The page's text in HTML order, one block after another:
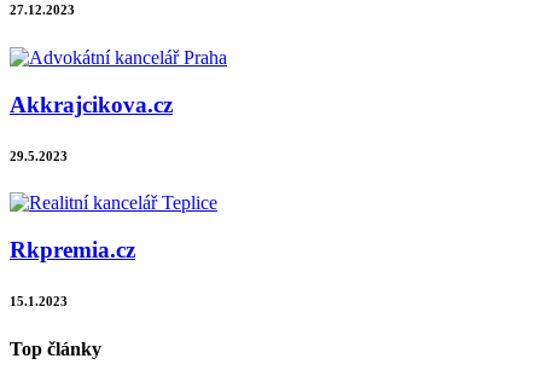
27.12.2023
Akkrajcikova.cz
29.5.2023
Rkpremia.cz
15.1.2023
Top články